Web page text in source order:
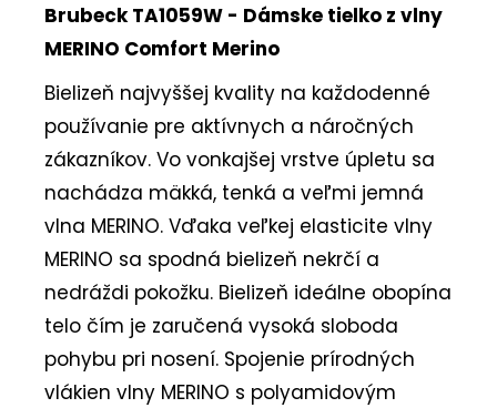
Brubeck TA1059W - Dámske tielko z vlny
MERINO Comfort Merino
Bielizeň najvyššej kvality na každodenné
používanie pre aktívnych a náročných
zákazníkov. Vo vonkajšej vrstve úpletu sa
nachádza mäkká, tenká a veľmi jemná
vlna MERINO. Vďaka veľkej elasticite vlny
MERINO sa spodná bielizeň nekrčí a
nedráždi pokožku. Bielizeň ideálne obopína
telo čím je zaručená vysoká sloboda
pohybu pri nosení. Spojenie prírodných
vlákien vlny MERINO s polyamidovým